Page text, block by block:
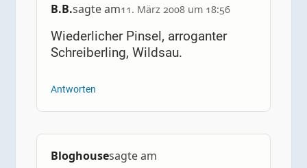
B.B.sagte am11. März 2008 um 18:56
Wiederlicher Pinsel, arroganter
Schreiberling, Wildsau.
Antworten
Bloghousesagte am